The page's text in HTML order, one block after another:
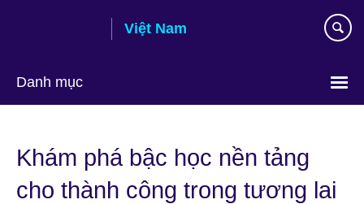
Việt Nam
Danh mục
language
Khám phá bậc học nền tảng
cho thành công trong tương lai